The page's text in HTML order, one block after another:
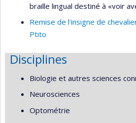
braille lingual destiné à «voir
Remise de l'insigne de
Ptito
Disciplines
Biologie et autres sciences
Neurosciences
Optométrie